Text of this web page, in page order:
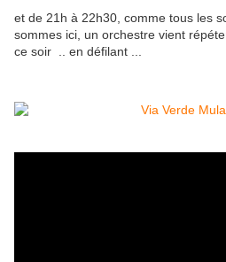
et de 21h à 22h30, comme tous les
sommes ici, un orchestre vient
ce soir .. en défilant ...